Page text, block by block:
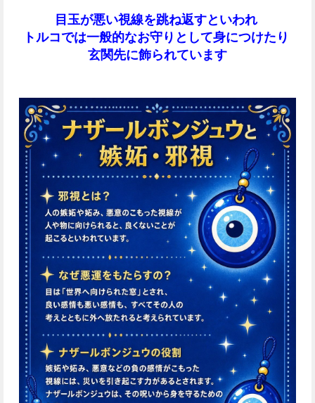
目玉が悪い視線を跳ね返すといわれ
トルコでは一般的なお守りとして身につけたり
玄関先に飾られています